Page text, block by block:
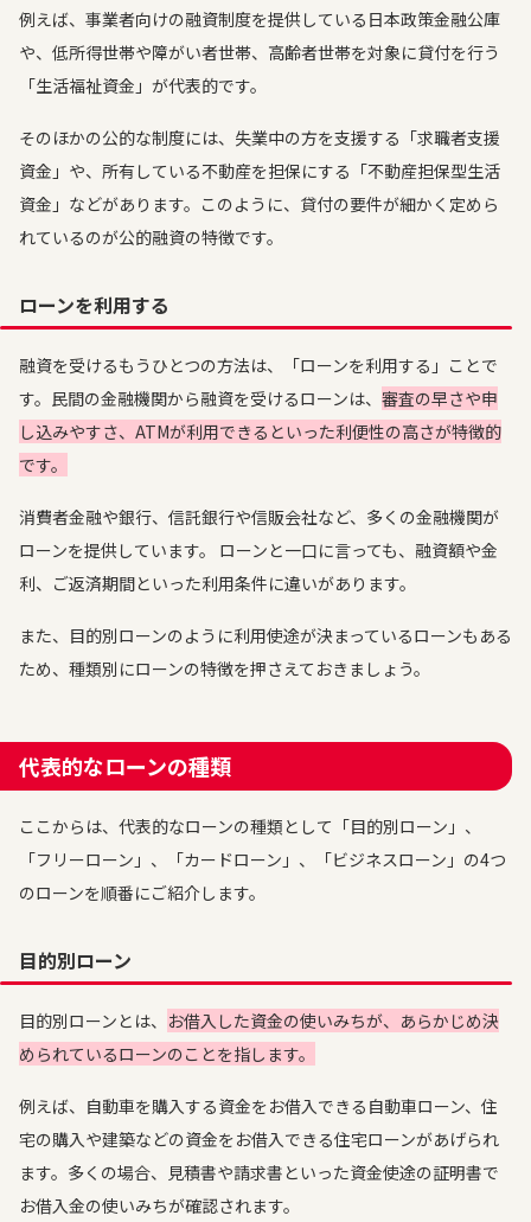
例えば、事業者向けの融資制度を提供している日本政策金融公庫
や、低所得世帯や障がい者世帯、高齢者世帯を対象に貸付を行う
「生活福祉資金」が代表的です。
そのほかの公的な制度には、失業中の方を支援する「求職者支援
資金」や、所有している不動産を担保にする「不動産担保型生活
資金」などがあります。このように、貸付の要件が細かく定めら
れているのが公的融資の特徴です。
ローンを利用する
融資を受けるもうひとつの方法は、「ローンを利用する」ことで
す。民間の金融機関から融資を受けるローンは、 審査の早さや申
し込みやすさ、ATMが利用できるといった利便性の高さが特徴的
です。
消費者金融や銀行、信託銀行や信販会社など、多くの金融機関が
ローンを提供しています。 ローンと一口に言っても、融資額や金
利、ご返済期間といった利用条件に違いがあります。
また、目的別ローンのように利用使途が決まっているローンもある
ため、種類別にローンの特徴を押さえておきましょう。
代表的なローンの種類
ここからは、代表的なローンの種類として「目的別ローン」、
「フリーローン」、「カードローン」、「ビジネスローン」の4つ
のローンを順番にご紹介します。
目的別ローン
目的別ローンとは、 お借入した資金の使いみちが、あらかじめ決
められているローンのことを指します。
例えば、自動車を購入する資金をお借入できる自動車ローン、住
宅の購入や建築などの資金をお借入できる住宅ローンがあげられ
ます。多くの場合、見積書や請求書といった資金使途の証明書で
お借入金の使いみちが確認されます。